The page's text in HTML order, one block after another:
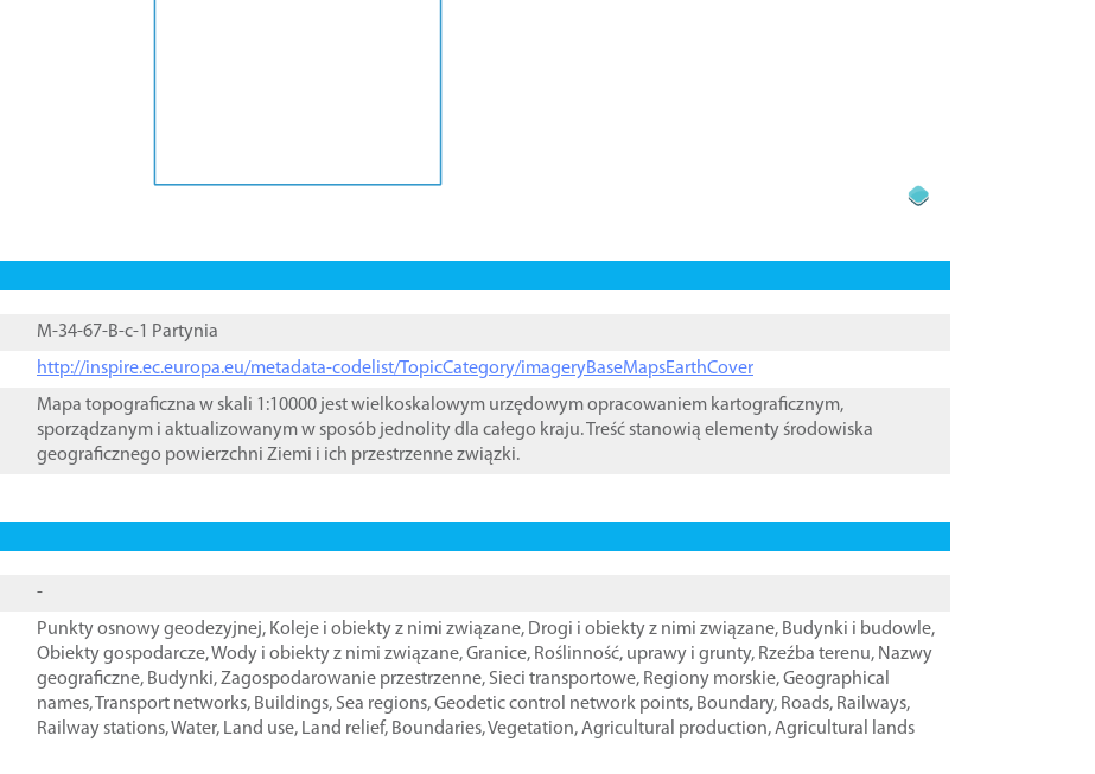
M-34-67-B-c-1 Partynia
http://inspire.ec.europa.eu/metadata-codelist/TopicCategory/imageryBaseMapsEarthCover
Mapa topograficzna w skali 1:10000 jest wielkoskalowym urzędowym opracowaniem kartograficznym,
sporządzanym i aktualizowanym w sposób jednolity dla całego kraju. Treść stanowią elementy środowiska
geograficznego powierzchni Ziemi i ich przestrzenne związki.
-
Punkty osnowy geodezyjnej, Koleje i obiekty z nimi związane, Drogi i obiekty z nimi związane, Budynki i budowle,
Obiekty gospodarcze,Wody i obiekty z nimi związane,Granice, Roślinność, uprawy i grunty, Rzeźba terenu, Nazwy
geograficzne, Budynki,Zagospodarowanie przestrzenne, Sieci transportowe, Regiony morskie,Geographical
names,Transport networks, Buildings, Sea regions,Geodetic control network points, Boundary, Roads, Railways,
Railway stations,Water, Land use, Land relief, Boundaries,Vegetation,Agricultural production,Agricultural lands